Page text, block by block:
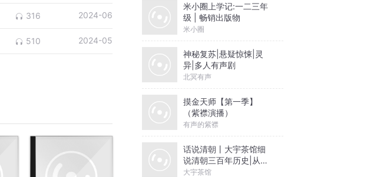
316 2024-06
510 2024-05
米小圈上学记:一二三年
级 | 畅销出版物
米小圈
神秘复苏|悬疑惊悚|灵
异|多人有声剧
北冥有声
摸金天师【第一季】
（紫襟演播）
有声的紫襟
话说清朝丨大宇茶馆细
说清朝三百年历史|从努
尔哈赤到末代皇帝溥仪|
大宇茶馆